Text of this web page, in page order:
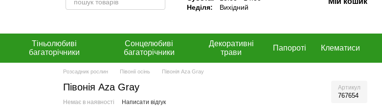
Неділя:
Вихідний
Тіньолюбиві
багаторічники
Сонцелюбиві
багаторічники
Декоративні
трави
Папороті Клематиси
Розсадник рослин Півонії осінь Півонія Aza Gray
Півонія Aza Gray Артикул
767654
Немає в наявності Написати відгук